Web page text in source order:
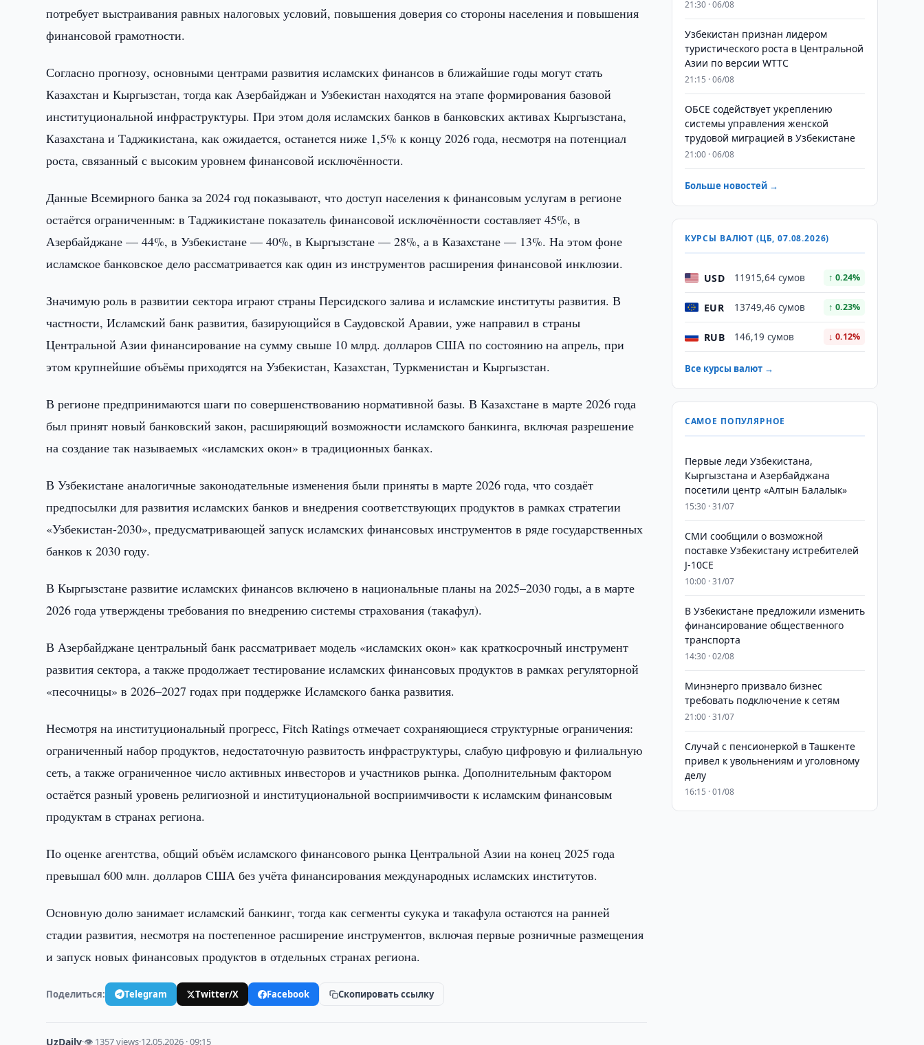
потребует выстраивания равных налоговых условий, повышения доверия со стороны населения и повышения
финансовой грамотности.
Согласно прогнозу, основными центрами развития исламских финансов в ближайшие годы могут стать
Казахстан и Кыргызстан, тогда как Азербайджан и Узбекистан находятся на этапе формирования базовой
институциональной инфраструктуры. При этом доля исламских банков в банковских активах Кыргызстана,
Казахстана и Таджикистана, как ожидается, останется ниже 1,5% к концу 2026 года, несмотря на потенциал
роста, связанный с высоким уровнем финансовой исключённости.
Данные Всемирного банка за 2024 год показывают, что доступ населения к финансовым услугам в регионе
остаётся ограниченным: в Таджикистане показатель финансовой исключённости составляет 45%, в
Азербайджане — 44%, в Узбекистане — 40%, в Кыргызстане — 28%, а в Казахстане — 13%. На этом фоне
исламское банковское дело рассматривается как один из инструментов расширения финансовой инклюзии.
Значимую роль в развитии сектора играют страны Персидского залива и исламские институты развития. В
частности, Исламский банк развития, базирующийся в Саудовской Аравии, уже направил в страны
Центральной Азии финансирование на сумму свыше 10 млрд. долларов США по состоянию на апрель, при
этом крупнейшие объёмы приходятся на Узбекистан, Казахстан, Туркменистан и Кыргызстан.
В регионе предпринимаются шаги по совершенствованию нормативной базы. В Казахстане в марте 2026 года
был принят новый банковский закон, расширяющий возможности исламского банкинга, включая разрешение
на создание так называемых «исламских окон» в традиционных банках.
В Узбекистане аналогичные законодательные изменения были приняты в марте 2026 года, что создаёт
предпосылки для развития исламских банков и внедрения соответствующих продуктов в рамках стратегии
«Узбекистан-2030», предусматривающей запуск исламских финансовых инструментов в ряде государственных
банков к 2030 году.
В Кыргызстане развитие исламских финансов включено в национальные планы на 2025–2030 годы, а в марте
2026 года утверждены требования по внедрению системы страхования (такафул).
В Азербайджане центральный банк рассматривает модель «исламских окон» как краткосрочный инструмент
развития сектора, а также продолжает тестирование исламских финансовых продуктов в рамках регуляторной
«песочницы» в 2026–2027 годах при поддержке Исламского банка развития.
Несмотря на институциональный прогресс, Fitch Ratings отмечает сохраняющиеся структурные ограничения:
ограниченный набор продуктов, недостаточную развитость инфраструктуры, слабую цифровую и филиальную
сеть, а также ограниченное число активных инвесторов и участников рынка. Дополнительным фактором
остаётся разный уровень религиозной и институциональной восприимчивости к исламским финансовым
продуктам в странах региона.
По оценке агентства, общий объём исламского финансового рынка Центральной Азии на конец 2025 года
превышал 600 млн. долларов США без учёта финансирования международных исламских институтов.
Основную долю занимает исламский банкинг, тогда как сегменты сукука и такафула остаются на ранней
стадии развития, несмотря на постепенное расширение инструментов, включая первые розничные размещения
и запуск новых финансовых продуктов в отдельных странах региона.
Поделиться: Telegram Twitter/X Facebook Скопировать ссылку
UzDaily·👁 1357 views·12.05.2026 · 09:15
21:30 · 06/08
Узбекистан признан лидером
туристического роста в Центральной
Азии по версии WTTC
21:15 · 06/08
ОБСЕ содействует укреплению
системы управления женской
трудовой миграцией в Узбекистане
21:00 · 06/08
Больше новостей →
КУРСЫ ВАЛЮТ (ЦБ, 07.08.2026)
USD 11915,64 сумов ↑ 0.24%
EUR 13749,46 сумов ↑ 0.23%
RUB 146,19 сумов ↓ 0.12%
Все курсы валют →
САМОЕ ПОПУЛЯРНОЕ
Первые леди Узбекистана,
Кыргызстана и Азербайджана
посетили центр «Алтын Балалык»
15:30 · 31/07
СМИ сообщили о возможной
поставке Узбекистану истребителей
J-10CE
10:00 · 31/07
В Узбекистане предложили изменить
финансирование общественного
транспорта
14:30 · 02/08
Минэнерго призвало бизнес
требовать подключение к сетям
21:00 · 31/07
Случай с пенсионеркой в Ташкенте
привел к увольнениям и уголовному
делу
16:15 · 01/08